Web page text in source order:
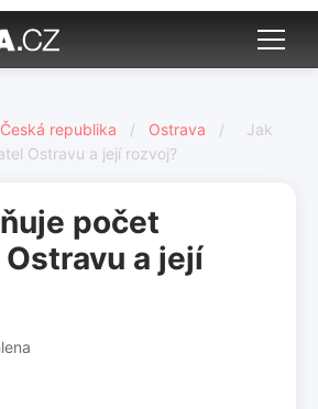
Česká republika / Ostrava /
Jak
Ostravu a její rozvoj?
počet
a její